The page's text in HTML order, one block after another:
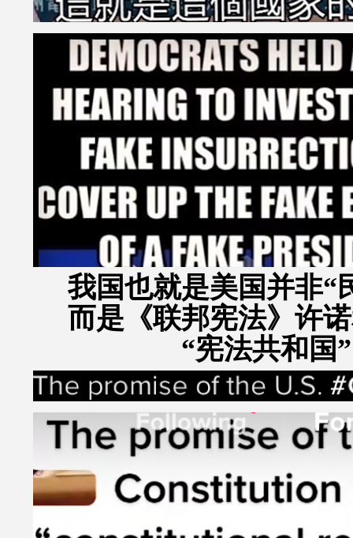
我国也就是美国并非“
而是《联邦宪法》许
“宪法共和国”